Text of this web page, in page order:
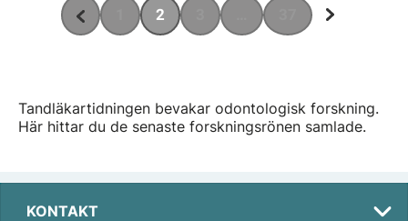
2
Tandläkartidningen bevakar odontologisk forskning.
Här hittar du de senaste forskningsrönen samlade.
KONTAKT